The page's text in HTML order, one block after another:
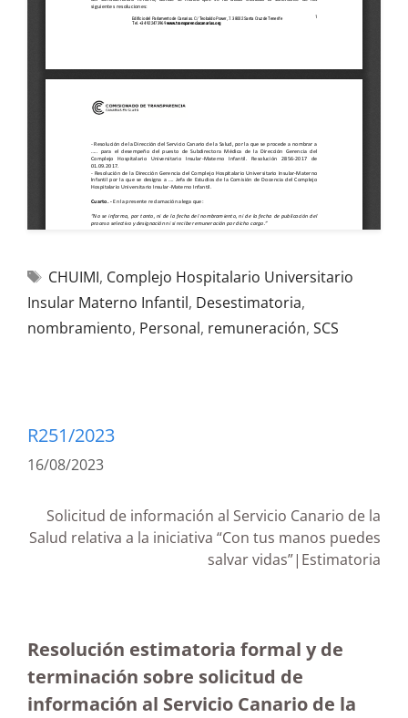
CHUIMI, Complejo Hospitalario Universitario
Insular Materno Infantil, Desestimatoria,
nombramiento, Personal, remuneración, SCS
R251/2023
16/08/2023
Solicitud de información al Servicio Canario de la
Salud relativa a la iniciativa “Con tus manos puedes
salvar vidas”|Estimatoria
Resolución estimatoria formal y de
terminación sobre solicitud de
información al Servicio Canario de la